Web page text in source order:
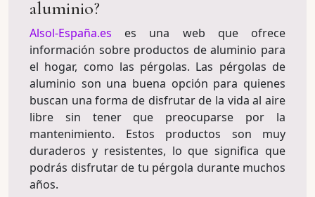
aluminio?
Alsol-España.es es una web que ofrece
información sobre productos de aluminio para
el hogar, como las pérgolas. Las pérgolas de
aluminio son una buena opción para quienes
buscan una forma de disfrutar de la vida al aire
libre sin tener que preocuparse por la
mantenimiento. Estos productos son muy
duraderos y resistentes, lo que significa que
podrás disfrutar de tu pérgola durante muchos
años.